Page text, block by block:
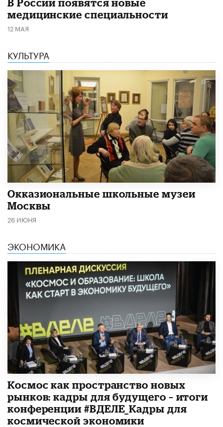
В России появятся новые
медицинские специальности
12 МАЯ
КУЛЬТУРА
​Окказиональные школьные музеи
Москвы
26 ИЮНЯ
ЭКОНОМИКА
Космос как пространство новых
рынков: кадры для будущего – итоги
конференции #ВДЕЛЕ_Кадры для
космической экономики